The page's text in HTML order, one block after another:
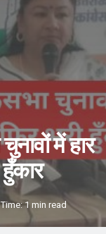
में हार
1 min read